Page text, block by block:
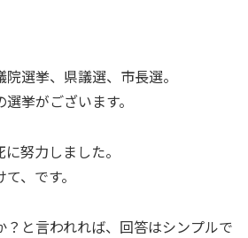
選挙、県議選、市長選。
挙がございます。
努力しました。
、です。
？と言われれば、回答はシンプルで